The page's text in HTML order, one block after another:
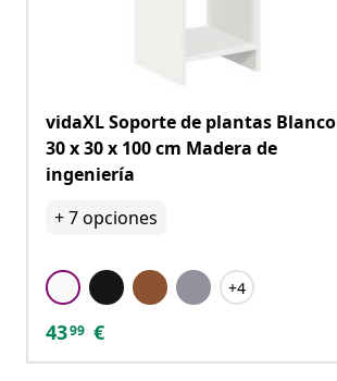
vidaXL Soporte de plantas Blanco
30 x 30 x 100 cm Madera de
ingeniería
+7opciones
+4
4399 €